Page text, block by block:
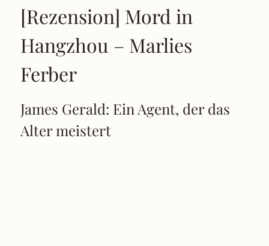
[Rezension] Mord in
Hangzhou – Marlies
Ferber
James Gerald: Ein Agent, der das
Alter meistert